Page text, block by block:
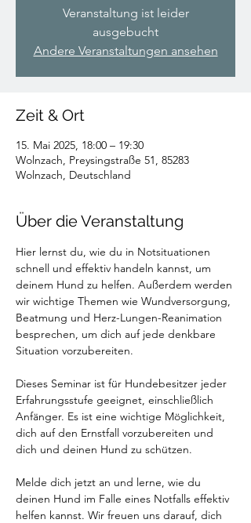
Veranstaltung ist leider
ausgebucht
Andere Veranstaltungen ansehen
Zeit & Ort
15. Mai 2025, 18:00 – 19:30
Wolnzach, Preysingstraße 51, 85283
Wolnzach, Deutschland
Über die Veranstaltung
Hier lernst du, wie du in Notsituationen
schnell und effektiv handeln kannst, um
deinem Hund zu helfen. Außerdem werden
wir wichtige Themen wie Wundversorgung,
Beatmung und Herz-Lungen-Reanimation
besprechen, um dich auf jede denkbare
Situation vorzubereiten.
Dieses Seminar ist für Hundebesitzer jeder
Erfahrungsstufe geeignet, einschließlich
Anfänger. Es ist eine wichtige Möglichkeit,
dich auf den Ernstfall vorzubereiten und
dich und deinen Hund zu schützen.
Melde dich jetzt an und lerne, wie du
deinen Hund im Falle eines Notfalls effektiv
helfen kannst. Wir freuen uns darauf, dich